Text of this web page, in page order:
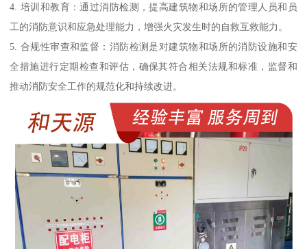
4. 培训和教育：通过消防检测，提高建筑物和场所的管理人员和员
工的消防意识和应急处理能力，增强火灾发生时的自救互救能力。
5. 合规性审查和监督：消防检测是对建筑物和场所的消防设施和安
全措施进行定期检查和评估，确保其符合相关法规和标准，监督和
推动消防安全工作的规范化和持续改进。